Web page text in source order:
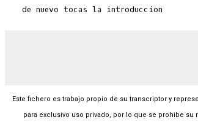
Este fichero es trabajo propio de su transcriptor y
para exclusivo uso privado, por lo que se prohibe